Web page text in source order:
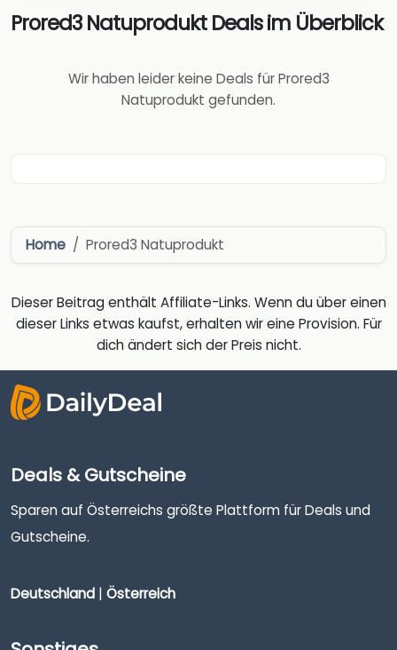
Prored3 Natuprodukt Deals im Überblick
Wir haben leider keine Deals für Prored3
Natuprodukt gefunden.
Home Prored3 Natuprodukt
Dieser Beitrag enthält Affiliate-Links. Wenn du über einen
dieser Links etwas kaufst, erhalten wir eine Provision. Für
dich ändert sich der Preis nicht.
Deals & Gutscheine
Sparen auf Österreichs größte Plattform für Deals und
Gutscheine.
Deutschland | Österreich